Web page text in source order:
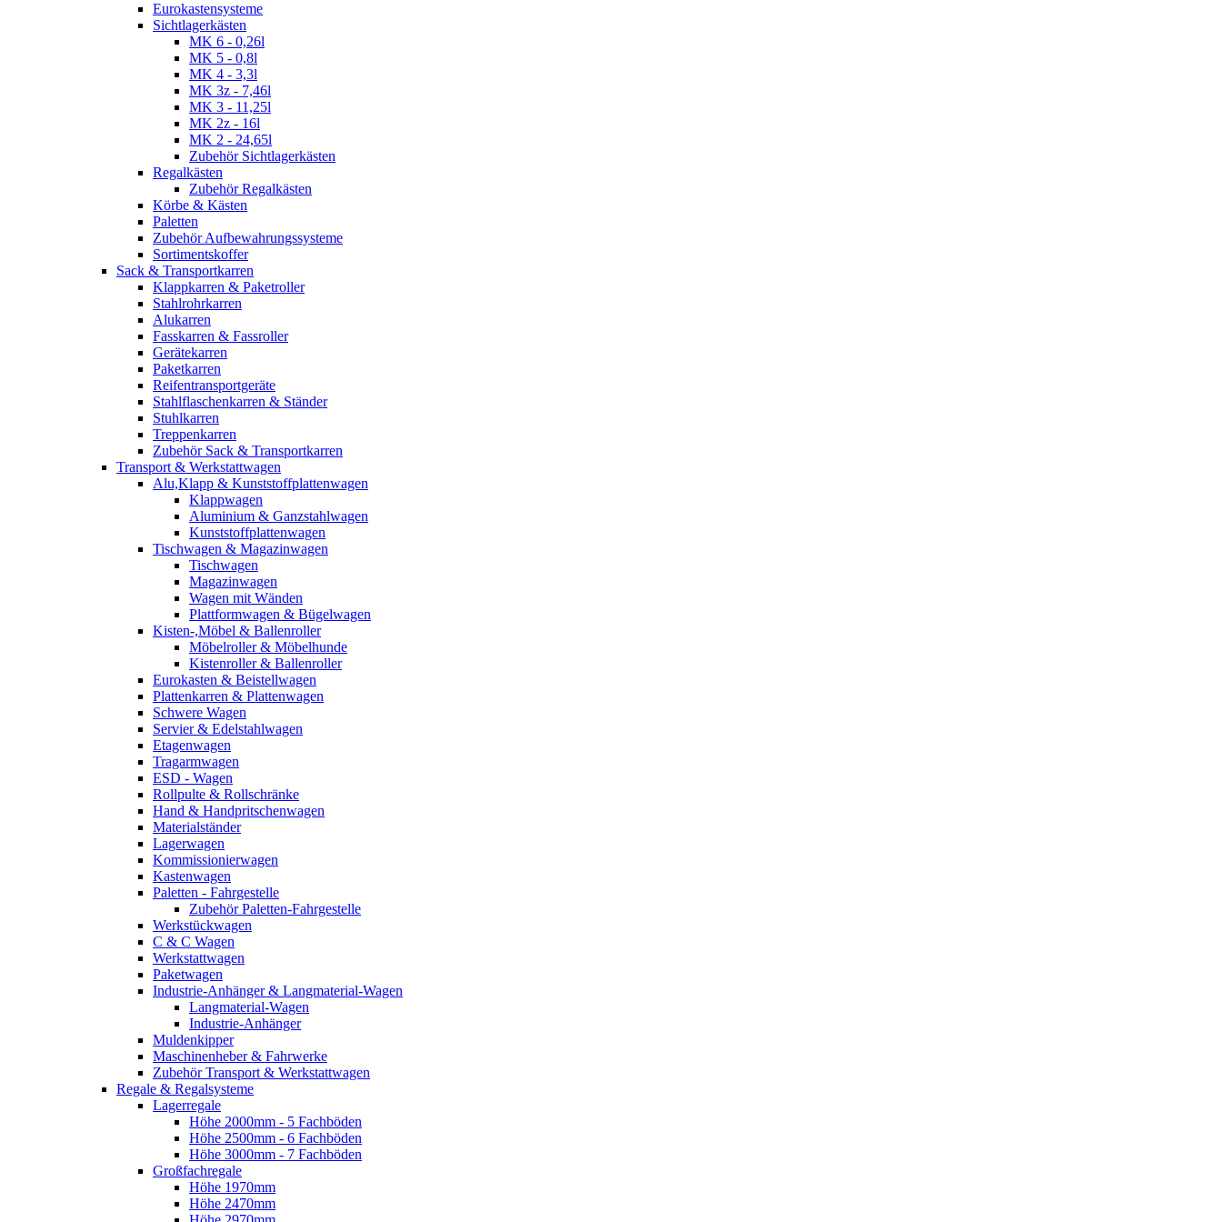
Eurokastensysteme
Sichtlagerkästen
MK 6 - 0,26l
MK 5 - 0,8l
MK 4 - 3,3l
MK 3z - 7,46l
MK 3 - 11,25l
MK 2z - 16l
MK 2 - 24,65l
Zubehör Sichtlagerkästen
Regalkästen
Zubehör Regalkästen
Körbe & Kästen
Paletten
Zubehör Aufbewahrungssysteme
Sortimentskoffer
Sack & Transportkarren
Klappkarren & Paketroller
Stahlrohrkarren
Alukarren
Fasskarren & Fassroller
Gerätekarren
Paketkarren
Reifentransportgeräte
Stahlflaschenkarren & Ständer
Stuhlkarren
Treppenkarren
Zubehör Sack & Transportkarren
Transport & Werkstattwagen
Alu,Klapp & Kunststoffplattenwagen
Klappwagen
Aluminium & Ganzstahlwagen
Kunststoffplattenwagen
Tischwagen & Magazinwagen
Tischwagen
Magazinwagen
Wagen mit Wänden
Plattformwagen & Bügelwagen
Kisten-,Möbel & Ballenroller
Möbelroller & Möbelhunde
Kistenroller & Ballenroller
Eurokasten & Beistellwagen
Plattenkarren & Plattenwagen
Schwere Wagen
Servier & Edelstahlwagen
Etagenwagen
Tragarmwagen
ESD - Wagen
Rollpulte & Rollschränke
Hand & Handpritschenwagen
Materialständer
Lagerwagen
Kommissionierwagen
Kastenwagen
Paletten - Fahrgestelle
Zubehör Paletten-Fahrgestelle
Werkstückwagen
C & C Wagen
Werkstattwagen
Paketwagen
Industrie-Anhänger & Langmaterial-Wagen
Langmaterial-Wagen
Industrie-Anhänger
Muldenkipper
Maschinenheber & Fahrwerke
Zubehör Transport & Werkstattwagen
Regale & Regalsysteme
Lagerregale
Höhe 2000mm - 5 Fachböden
Höhe 2500mm - 6 Fachböden
Höhe 3000mm - 7 Fachböden
Großfachregale
Höhe 1970mm
Höhe 2470mm